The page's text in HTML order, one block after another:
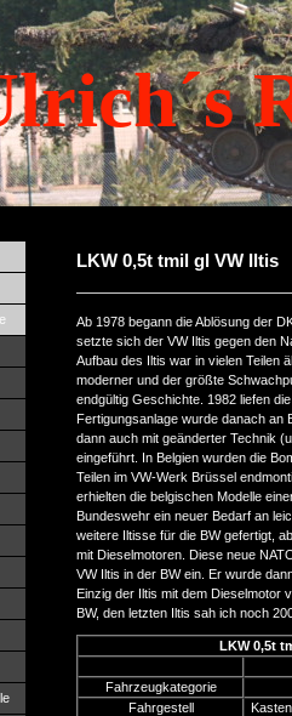
LKW 0,5t tmil gl VW Iltis
Ab 1978 begann die Ablösung der
setzte sich der VW Iltis gegen den
Aufbau des Iltis war in vielen Teilen
moderner und der größte
endgültig Geschichte. 1982 liefen
Fertigungsanlage wurde danach an
dann auch mit geänderter Technik
eingeführt. In Belgien wurden die
Teilen im VW-Werk Brüssel
erhielten die belgischen Modelle
Bundeswehr ein neuer Bedarf an
weitere Iltisse für die BW gefertigt,
mit Dieselmotoren. Diese neue
VW Iltis in der BW ein. Er wurde
Einzig der Iltis mit dem Dieselmotor
BW, den letzten Iltis sah ich noch
LKW 0,5t
Fahrzeugkategorie
Fahrgestell